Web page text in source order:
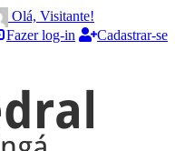
Olá, Visitante!
Fazer log-in
Cadastrar-se